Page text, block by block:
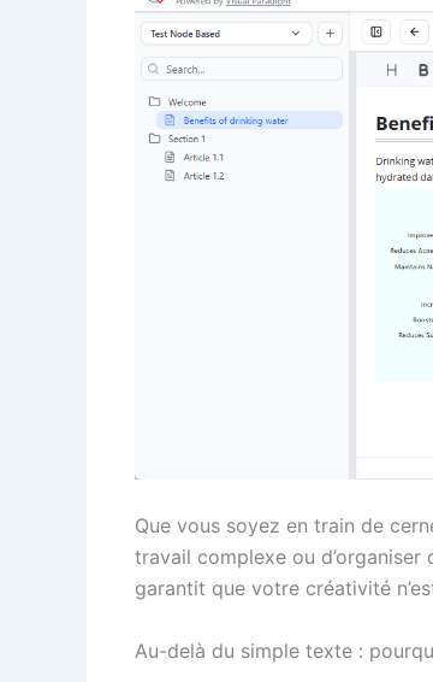
Que vous soyez en train de
travail complexe ou
garantit que votre créativité
Au-delà du simple texte :